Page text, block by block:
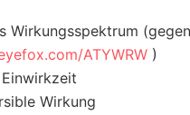
Wirkungsspektrum
ATYWRW )
Einwirkzeit
Wirkung